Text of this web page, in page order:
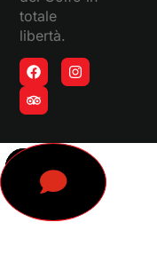
totale
libertà.